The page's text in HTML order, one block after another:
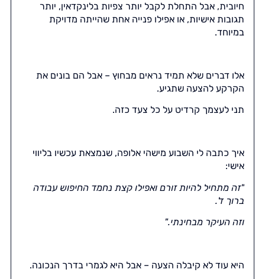
חיובית, אבל התחלת לקבל יותר צפיות בלינקדאין, יותר
תגובות אישיות, או אפילו פנייה אחת שהייתה מדויקת
במיוחד.
אלו דברים שלא תמיד נראים מבחוץ – אבל הם בונים את
הקרקע להצעה שתגיע.
תני לעצמך קרדיט על כל צעד כזה.
איך כתבה לי השבוע מישהי אלופה, שנמצאת עכשיו בליווי
אישי:
"זה מתחיל להיות זורם ואפילו קצת נחמד החיפוש עבודה
ברוך ד'.
וזה העיקר מבחינתי."
היא עוד לא קיבלה הצעה – אבל היא לגמרי בדרך הנכונה.